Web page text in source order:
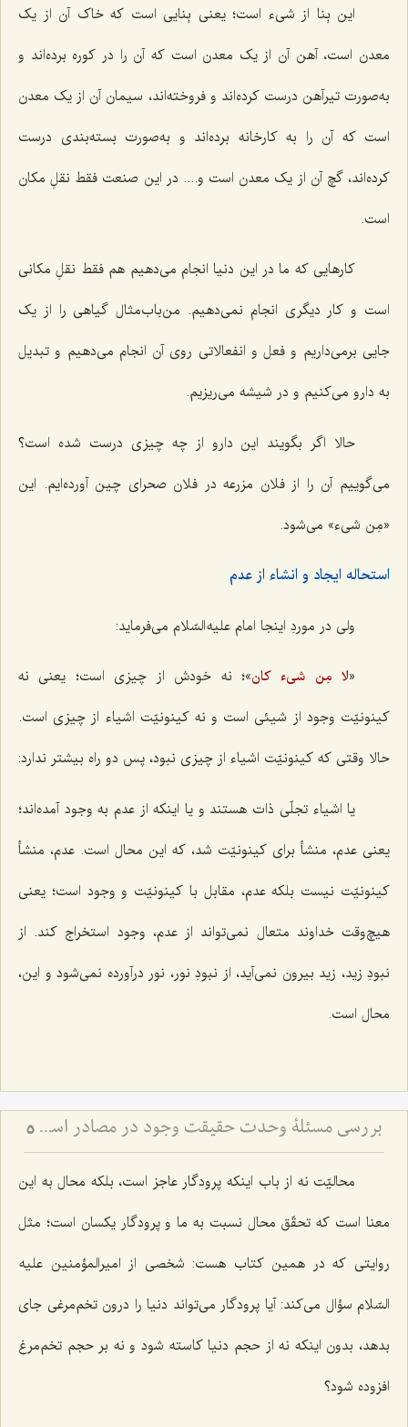
این بِنا از شیء است؛ یعنی بِنایی است که خاک آن از یک
معدن است، آهن آن از یک معدن است که آن را در کوره برده‌اند و
به‌صورت تیرآهن درست کرده‌اند و فروخته‌اند، سیمان آن از یک معدن
است که آن را به کارخانه برده‌اند و به‌صورت بسته‌بندی درست
کرده‌اند، گچ آن از یک معدن است و.... در این صنعت فقط نقلِ مکان
است.
کارهایی که ما در این دنیا انجام می‌دهیم هم فقط نقلِ مکانی
است و کار دیگری انجام نمی‌دهیم. من‌باب‌مثال گیاهی را از یک
جایی برمی‌داریم و فعل و انفعالاتی روی آن انجام می‌دهیم و تبدیل
به دارو می‌کنیم و در شیشه می‌ریزیم.
حالا اگر بگویند این دارو از چه چیزی درست شده است؟
می‌گوییم آن را از فلان مزرعه در فلان صحرای چین آورده‌ایم. این
«مِن شیء» می‌شود.
استحاله ایجاد و انشاء از عدم
ولی در موردِ اینجا امام علیه السّلام می‌فرماید:
«لا مِن شیء کان»؛ نه خودش از چیزی است؛ یعنی نه
کینونیّت وجود از شیئی است و نه کینونیّت اشیاء از چیزی است.
حالا وقتی که کینونیّت اشیاء از چیزی نبود، پس دو راه بیشتر ندارد:
یا اشیاء تجلّی ذات هستند و یا اینکه از عدم به وجود آمده‌اند؛
یعنی عدم، منشأ برای کینونیّت شد، که این محال است. عدم، منشأ
کینونیّت نیست بلکه عدم، مقابل با کینونیّت و وجود است؛ یعنی
هیچ‌وقت خداوند متعال نمی‌تواند از عدم، وجود استخراج کند. از
نبودِ زید، زید بیرون نمی‌آید، از نبودِ نور، نور درآورده نمی‌شود و این،
محال است.
بررسی مسئلۀ وحدت حقیقت وجود در مصادر اسلامی (4) - ذکر روایات دالّ بر وحدت حقّۀ حقیقیّه 5
محالیّت نه از باب اینکه پرودگار عاجز است، بلکه محال به این
معنا است که تحقّق محال نسبت به ما و پرودگار یکسان است؛ مثل
روایتی که در همین کتاب هست: شخصی از امیرالمؤمنین علیه
السّلام سؤال می‌کند: آیا پرودگار می‌تواند دنیا را درون تخم‌مرغی جای
بدهد، بدون اینکه نه از حجم دنیا کاسته شود و نه بر حجم تخم‌مرغ
افزوده شود؟